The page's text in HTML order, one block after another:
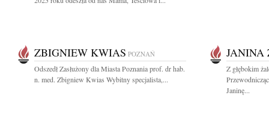
ZBIGNIEW KWIAS POZNAŃ
Odszedł Zasłużony dla Miasta Poznania prof. dr hab.
n. med. Zbigniew Kwias Wybitny specjalista,...
JANINA
Z głębokim
Janinę...